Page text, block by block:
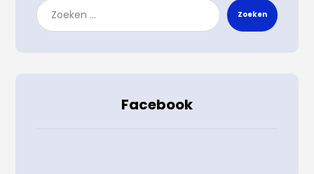
Zoeken
Facebook